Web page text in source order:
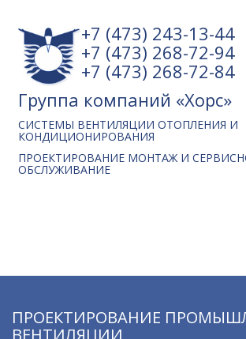
+7 (473) 243-13-44
+7 (473) 268-72-94
+7 (473) 268-72-84
Группа компаний «Хорс»
СИСТЕМЫ ВЕНТИЛЯЦИИ ОТОПЛЕНИЯ И
КОНДИЦИОНИРОВАНИЯ
ПРОЕКТИРОВАНИЕ МОНТАЖ И
ОБСЛУЖИВАНИЕ
ПРОЕКТИРОВАНИЕ
ВЕНТИЛЯЦИИ